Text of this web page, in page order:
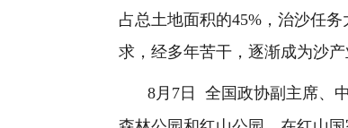
占总土地面积的45% ，治沙任
求，经多年苦干，逐渐成为沙产
8月 7 日 全国政协副主席、